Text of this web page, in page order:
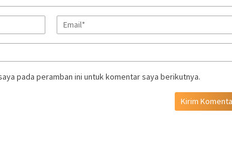
pada peramban ini untuk komentar saya berikutnya.